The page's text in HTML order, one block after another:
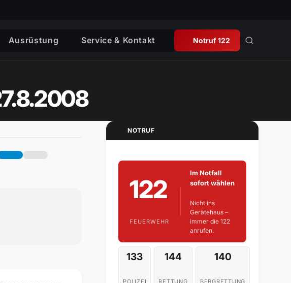
Ausrüstung Service & Kontakt Notruf 122
NOTRUF
122
FEUERWEHR
Im Notfall
sofort wählen
Nicht ins
Gerätehaus –
immer die 122
anrufen.
133
POLIZEI
144
RETTUNG
140
BERGRETTUNG